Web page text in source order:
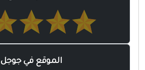
الموقع في جوجل